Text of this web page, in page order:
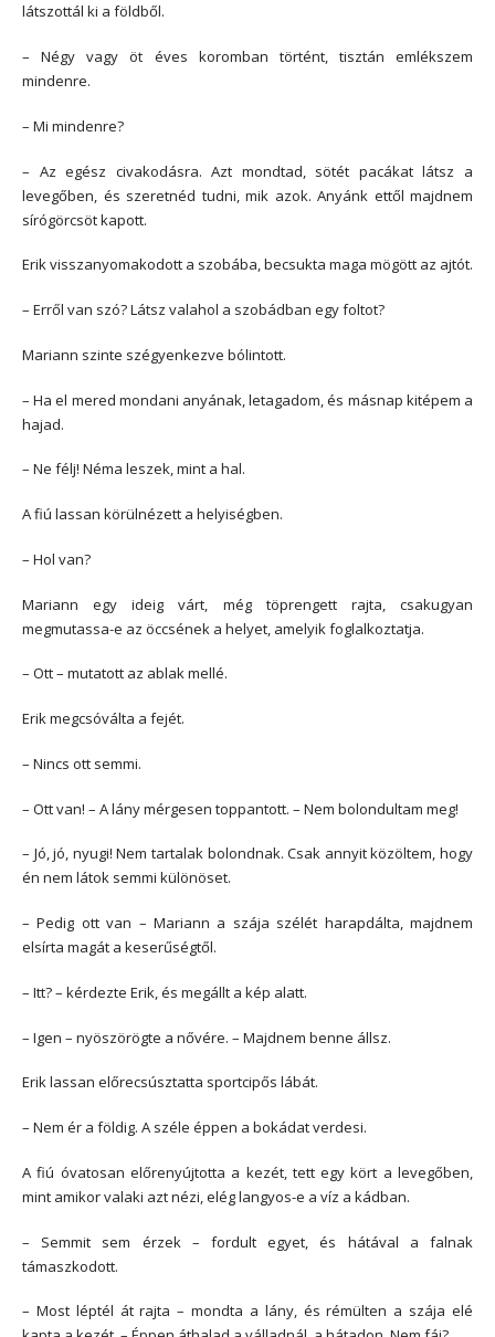
látszottál ki a földből.
– Négy vagy öt éves koromban történt, tisztán emlékszem
mindenre.
– Mi mindenre?
– Az egész civakodásra. Azt mondtad, sötét pacákat látsz a
levegőben, és szeretnéd tudni, mik azok. Anyánk ettől majdnem
sírógörcsöt kapott.
Erik visszanyomakodott a szobába, becsukta maga mögött az ajtót.
– Erről van szó? Látsz valahol a szobádban egy foltot?
Mariann szinte szégyenkezve bólintott.
– Ha el mered mondani anyának, letagadom, és másnap kitépem a
hajad.
– Ne félj! Néma leszek, mint a hal.
A fiú lassan körülnézett a helyiségben.
– Hol van?
Mariann egy ideig várt, még töprengett rajta, csakugyan
megmutassa-e az öccsének a helyet, amelyik foglalkoztatja.
– Ott – mutatott az ablak mellé.
Erik megcsóválta a fejét.
– Nincs ott semmi.
– Ott van! – A lány mérgesen toppantott. – Nem bolondultam meg!
– Jó, jó, nyugi! Nem tartalak bolondnak. Csak annyit közöltem, hogy
én nem látok semmi különöset.
– Pedig ott van – Mariann a szája szélét harapdálta, majdnem
elsírta magát a keserűségtől.
– Itt? – kérdezte Erik, és megállt a kép alatt.
– Igen – nyöszörögte a nővére. – Majdnem benne állsz.
Erik lassan előrecsúsztatta sportcipős lábát.
– Nem ér a földig. A széle éppen a bokádat verdesi.
A fiú óvatosan előrenyújtotta a kezét, tett egy kört a levegőben,
mint amikor valaki azt nézi, elég langyos-e a víz a kádban.
– Semmit sem érzek – fordult egyet, és hátával a falnak
támaszkodott.
– Most léptél át rajta – mondta a lány, és rémülten a szája elé